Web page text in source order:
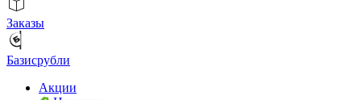
Заказы
Базисрубли
Акции